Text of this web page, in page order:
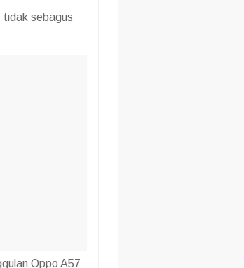
tidak sebagus
Oppo A57